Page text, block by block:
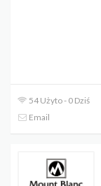
54 Użyto - 0 Dziś
Email